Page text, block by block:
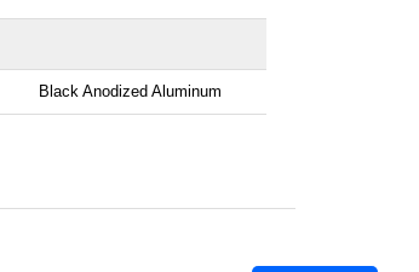
Black Anodized Aluminum